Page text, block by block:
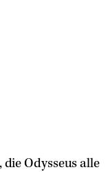
Odysseus alle